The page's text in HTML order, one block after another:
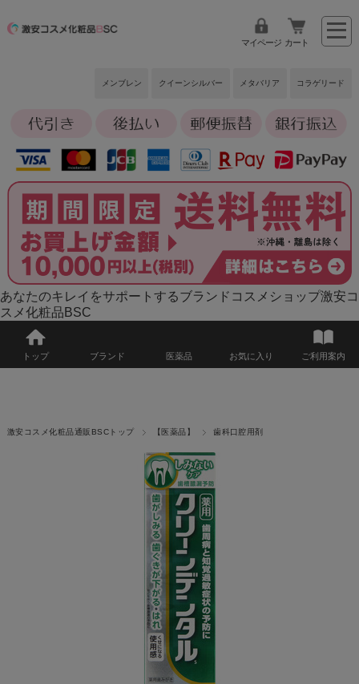
メンブレン クイーンシルバー メタバリア コラゲリード
マイページ カート
あなたのキレイをサポートするブランドコスメショップ激安コ
スメ化粧品BSC
トップ ブランド 医薬品 お気に入り ご利用案内
激安コスメ化粧品通販BSCトップ 【医薬品】 歯科口腔用剤